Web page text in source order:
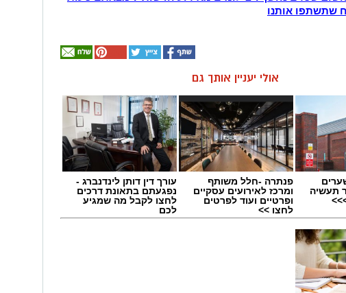
שתשתפו אותנו
אולי יעניין אותך גם
תעשיה
פנתרה -חלל משותף
ומרכז לאירועים עסקיים
ופרטיים ועוד לפרטים
לחצו >>
עורך דין דותן לינדנברג -
נפגעתם בתאונת דרכים
לחצו לקבל מה שמגיע
לכם